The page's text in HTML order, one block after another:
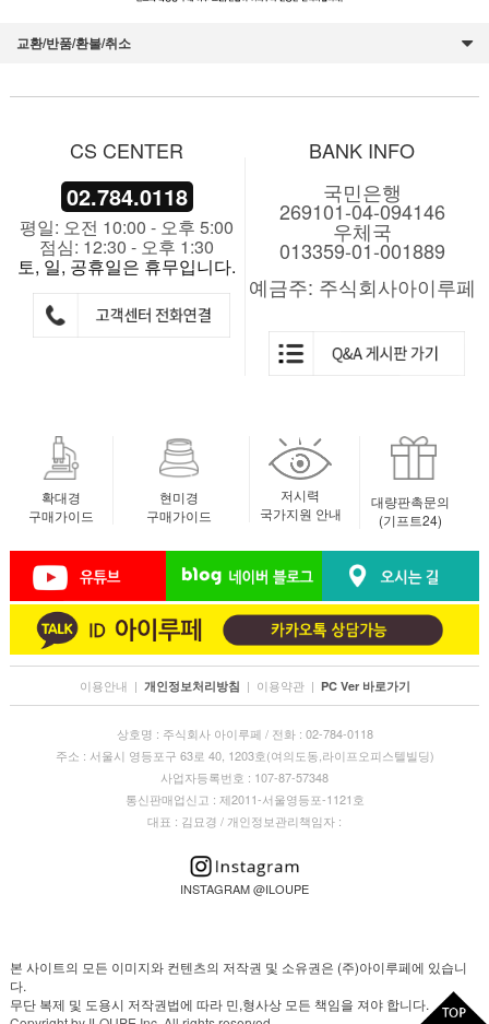
교환/반품/환불/취소
CS CENTER
02.784.0118
평일: 오전 10:00 - 오후 5:00
점심: 12:30 - 오후 1:30
토, 일, 공휴일은 휴무입니다.
BANK INFO
국민은행
269101-04-094146
우체국
013359-01-001889
예금주: 주식회사아이루페
확대경
구매가이드
현미경
구매가이드
저시력
국가지원 안내
대량판촉문의
(기프트24)
이용안내 | 개인정보처리방침 | 이용약관 | PC Ver 바로가기
상호명 : 주식회사 아이루페 / 전화 : 02-784-0118
주소 : 서울시 영등포구 63로 40, 1203호(여의도동,라이프오피스텔빌딩)
사업자등록번호 : 107-87-57348
통신판매업신고 : 제2011-서울영등포-1121호
대표 : 김묘경 / 개인정보관리책임자 :
INSTAGRAM @ILOUPE
본 사이트의 모든 이미지와 컨텐츠의 저작권 및 소유권은 (주)아이루페에 있습니
다.
무단 복제 및 도용시 저작권법에 따라 민,형사상 모든 책임을 져야 합니다.